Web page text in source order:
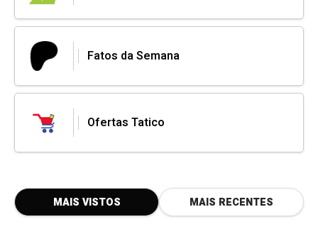
Fatos da Semana
Ofertas Tatico
MAIS VISTOS MAIS RECENTES